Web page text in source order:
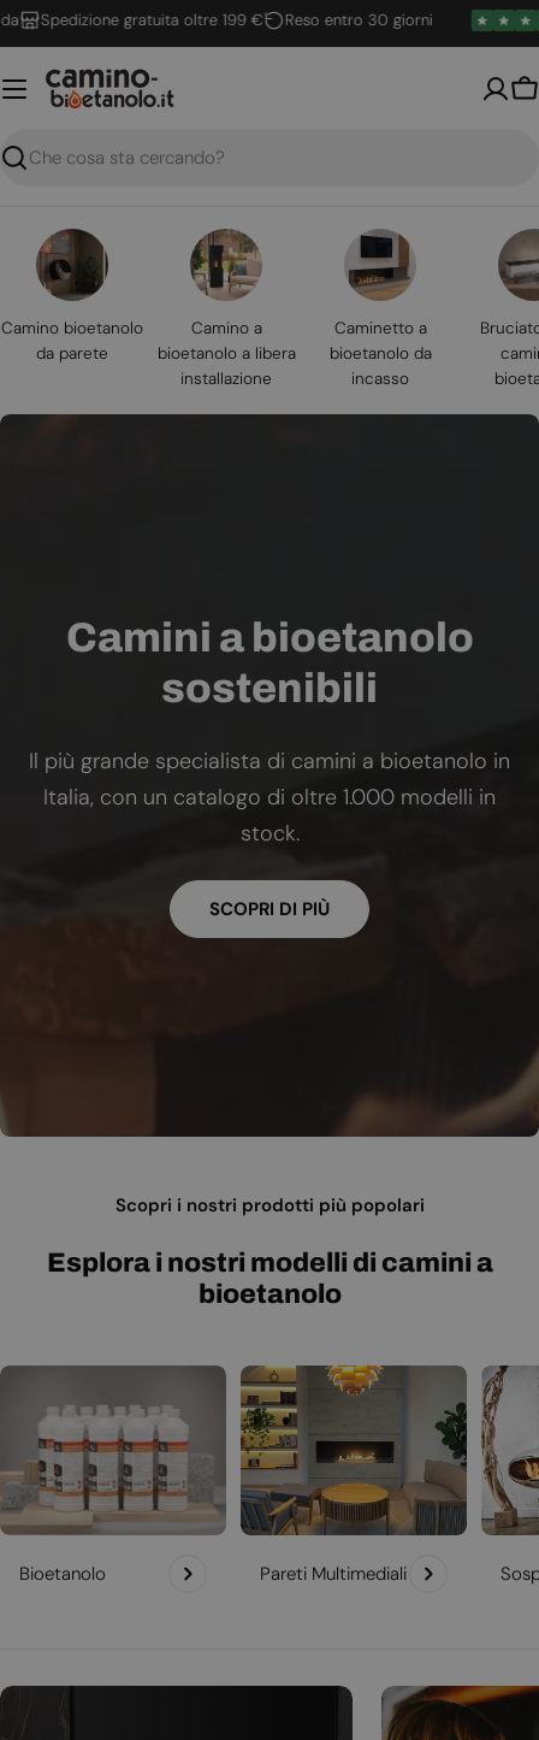
Vai
al
contenuto
Spedizione gratuita oltre 199 € Reso entro 30 giorni
Ricerca
Camino bioetanolo
da parete
Camino a
bioetanolo a libera
installazione
Caminetto a
bioetanolo da
incasso
Camini a bioetanolo
sostenibili
Il più grande specialista di camini a bioetanolo in
Italia, con un catalogo di oltre 1.000 modelli in
stock.
SCOPRI DI PIÙ
Scopri i nostri prodotti più popolari
Esplora i nostri modelli di camini a
bioetanolo
Bioetanolo Pareti Multimediali